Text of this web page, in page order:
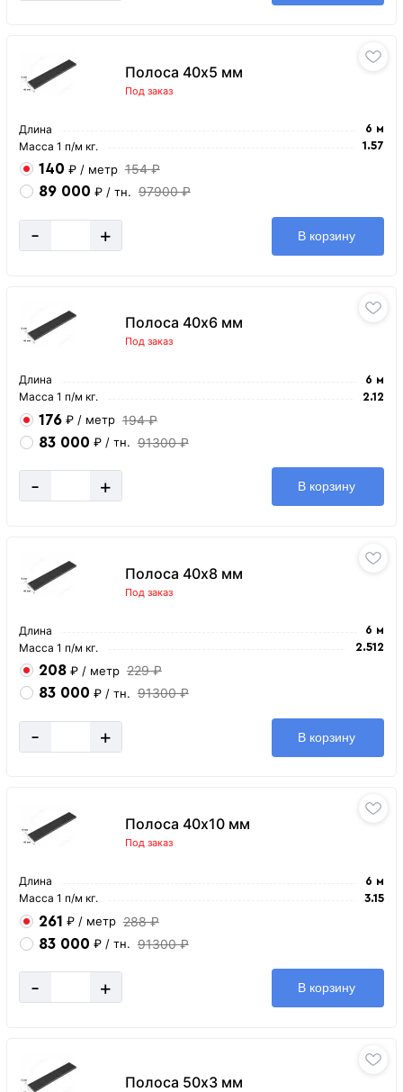
Полоса 40х5 мм
Под заказ
Длина 6 м
Масса 1 п/м кг. 1.57
140 ₽ / метр 154 ₽
89 000 ₽ / тн. 97900 ₽
- + В корзину
Полоса 40х6 мм
Под заказ
Длина 6 м
Масса 1 п/м кг. 2.12
176 ₽ / метр 194 ₽
83 000 ₽ / тн. 91300 ₽
- + В корзину
Полоса 40х8 мм
Под заказ
Длина 6 м
Масса 1 п/м кг. 2.512
208 ₽ / метр 229 ₽
83 000 ₽ / тн. 91300 ₽
- + В корзину
Полоса 40х10 мм
Под заказ
Длина 6 м
Масса 1 п/м кг. 3.15
261 ₽ / метр 288 ₽
83 000 ₽ / тн. 91300 ₽
- + В корзину
Полоса 50х3 мм